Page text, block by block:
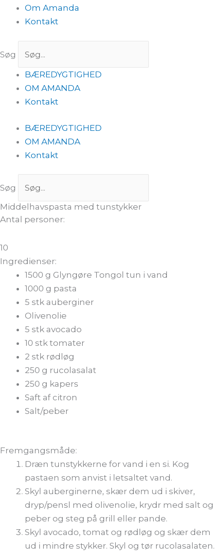
Om Amanda
Kontakt
Søg
BÆREDYGTIGHED
OM AMANDA
Kontakt
BÆREDYGTIGHED
OM AMANDA
Kontakt
Søg
Middelhavspasta med tunstykker
Antal personer:
10
Ingredienser:
1500 g Glyngøre Tongol tun i vand
1000 g pasta
5 stk auberginer
Olivenolie
5 stk avocado
10 stk tomater
2 stk rødløg
250 g rucolasalat
250 g kapers
Saft af citron
Salt/peber
Fremgangsmåde:
Dræn tunstykkerne for vand i en si. Kog
pastaen som anvist i letsaltet vand.
Skyl auberginerne, skær dem ud i skiver,
dryp/pensl med olivenolie, krydr med salt og
peber og steg på grill eller pande.
Skyl avocado, tomat og rødløg og skær dem
ud i mindre stykker. Skyl og tør rucolasalaten.